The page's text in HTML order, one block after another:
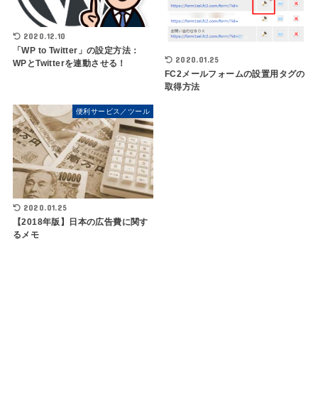
2020.12.10
「WP to Twitter」の設定方法：
WPとTwitterを連動させる！
2020.01.25
FC2メールフォームの設置用タグの
取得方法
便利サービス／ツール
2020.01.25
【2018年版】日本の広告費に関す
るメモ